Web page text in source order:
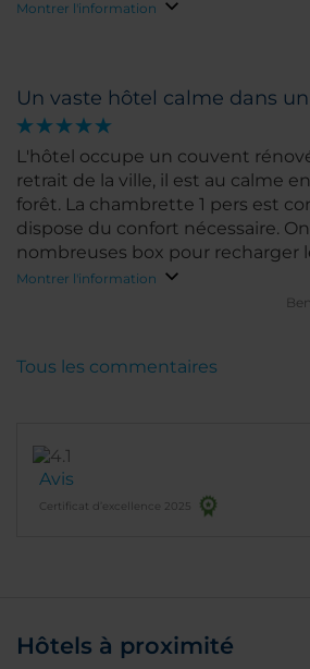
n'éest vraiment pas loin du
journée. NH Conf. Centre
incroyable, surtout si vous aimez
Très proche de la sortie d'auroute.
avec un petit déj continental
très agréable. La piscine et la
vraiment incroyable. Bref je n'ai
tellement on s'y est senti bien et
retourné cette année sans regret.
Montrer l'information
Un vaste hôtel calme dans
L'hôtel occupe un couvent
retrait de la ville, il est au calme
forêt. La chambrette 1 pers est
dispose du confort nécessaire.
nombreuses box pour recharger
électriques.
Montrer l'information
Avis
Certificat d’excellence 2025
Tous les commentaires
Hôtels à proximité